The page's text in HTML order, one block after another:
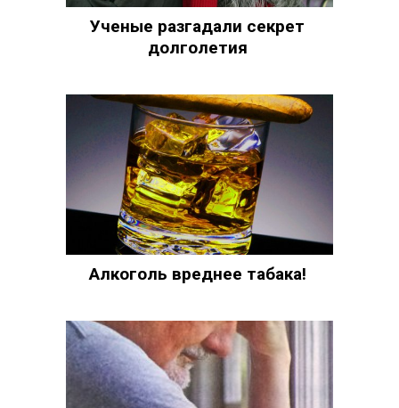
Ученые разгадали секрет
долголетия
Алкоголь вреднее табака!